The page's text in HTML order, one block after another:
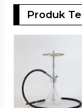
Produk